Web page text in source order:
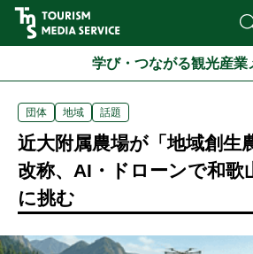
学び・つながる観光産業
団体 地域 話題
近大附属農場が「地域創生
改称、AI・ドローンで和歌
に挑む